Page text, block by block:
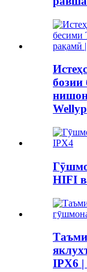
бозии
Wellyp
HIFI
IPX6 |